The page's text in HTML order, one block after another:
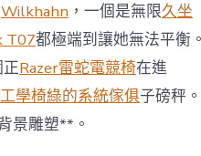
Wilkhahn ，一個是無限久坐
T07都極端到讓她無法平衡。
Razer雷蛇電競椅在進
學椅綠的系統傢俱子磅秤。
景雕塑**。